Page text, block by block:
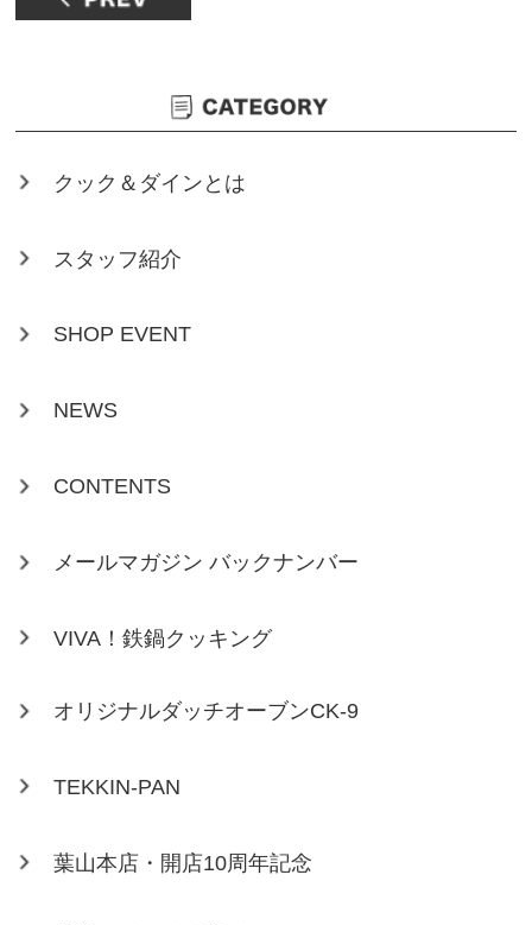
クック＆ダインとは
スタッフ紹介
SHOP EVENT
NEWS
CONTENTS
メールマガジン バックナンバー
VIVA！鉄鍋クッキング
オリジナルダッチオーブンCK-9
TEKKIN-PAN
葉山本店・開店10周年記念